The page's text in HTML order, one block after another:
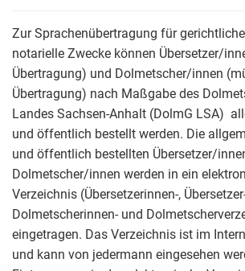
Zur Sprachenübertragung für
notarielle Zwecke können Übersetzer/
Übertragung) und Dolmetscher/innen
Übertragung) nach Maßgabe des
Landes Sachsen-Anhalt (DolmG LSA)
und öffentlich bestellt werden. Die
und öffentlich bestellten Übersetzer/
Dolmetscher/innen werden in ein
Verzeichnis (Übersetzerinnen-,
Dolmetscherinnen- und
eingetragen. Das Verzeichnis ist im
und kann von jedermann eingesehen